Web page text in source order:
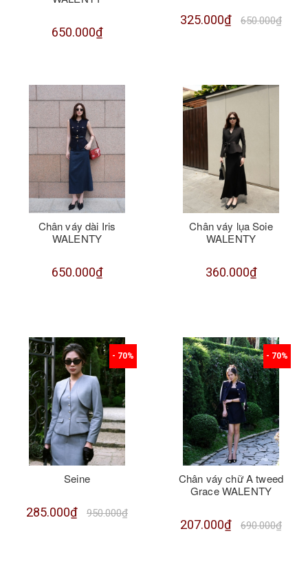
650.000₫
325.000₫ 650.000₫
Chân váy dài Iris
WALENTY
650.000₫
Chân váy lụa Soie
WALENTY
360.000₫
- 70%
Seine
285.000₫ 950.000₫
- 70%
Chân váy chữ A tweed
Grace WALENTY
207.000₫ 690.000₫